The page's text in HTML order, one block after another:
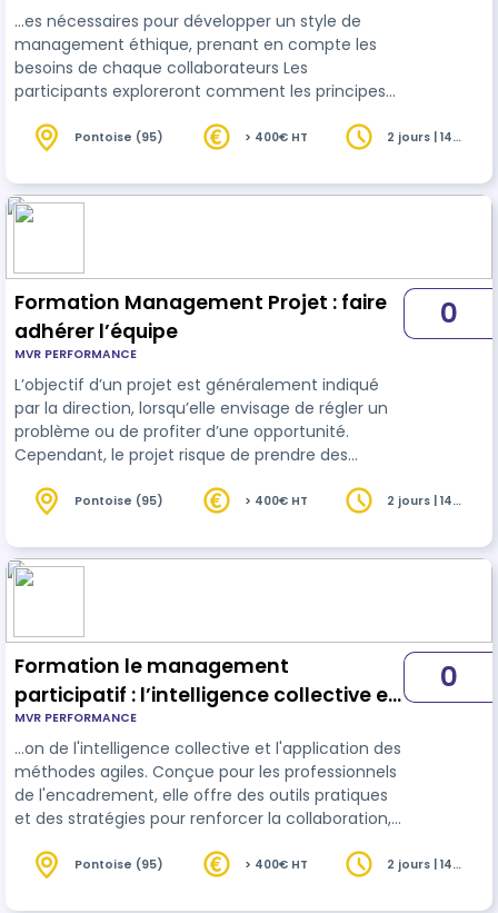
…es nécessaires pour développer un style de
management éthique, prenant en compte les
besoins de chaque collaborateurs Les
participants exploreront comment les principes
processus de prise de décision, lagestion des
apprendront des stratégies pour promouvoir
l'équité, la transparence et le respect dans leur
formation est idéale pour c…
Pontoise (95) > 400€ HT
2 jours | 14
Formation Management Projet : faire
adhérer l’équipe
MVR PERFORMANCE
L’objectif d’un projet est généralement indiqué
par la direction, lorsqu’elle envisage de régler un
problème ou de profiter d’une opportunité.
Cependant, le projet risque de prendre des
l'équipe pluriprofessionnel n'adhère pas au projet.
seront inévitables sans l'engagement de l'équipe.
Sensibiliser les acteurs aux bénéfices du projet
0
Pontoise (95) > 400€ HT
2 jours | 14
Formation le management
participatif : l’intelligence collective et
méthode agile
MVR PERFORMANCE
…on de l'intelligence collective et l'application des
méthodes agiles. Conçue pour les professionnels
de l'encadrement, elle offre des outils pratiques
et des stratégies pour renforcer la collaboration,
0
Pontoise (95) > 400€ HT
2 jours | 14